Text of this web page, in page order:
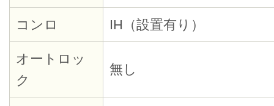
コンロ IH（設置有り）
オートロッ
ク
無し